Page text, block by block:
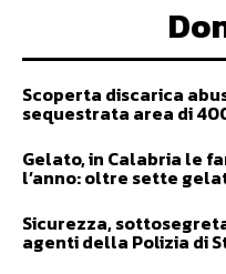
Scoperta discarica
sequestrata area di
Gelato, in Calabria le
l’anno: oltre sette
Sicurezza,
agenti della Polizia di